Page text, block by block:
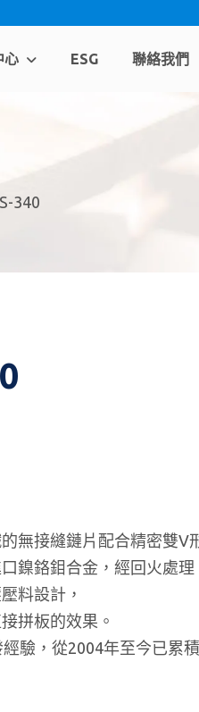
心 ESG 聯絡我們
340
無接縫鏈片配合精密雙V
鎳鉻鉬合金，經回火處理
料設計，
拼板的效果。
驗，從2004年至今已累